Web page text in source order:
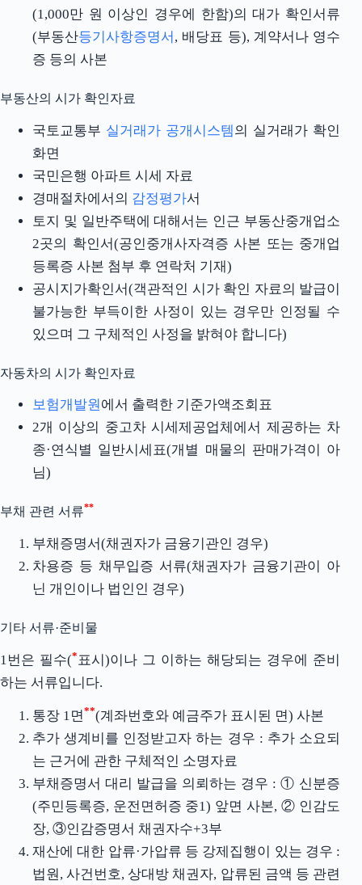
(1,000만 원 이상인 경우에 한함)의 대가 확인서류
(부동산등기사항증명서 , 배당표 등), 계약서나 영수
증 등의 사본
부동산의 시가 확인자료
국토교통부 실거래가 공개시스템의 실거래가 확인
화면
국민은행 아파트 시세 자료
경매절차에서의 감정평가서
토지 및 일반주택에 대해서는 인근 부동산중개업소
2곳의 확인서(공인중개사자격증 사본 또는 중개업
등록증 사본 첨부 후 연락처 기재)
공시지가확인서(객관적인 시가 확인 자료의 발급이
불가능한 부득이한 사정이 있는 경우만 인정될 수
있으며 그 구체적인 사정을 밝혀야 합니다)
자동차의 시가 확인자료
보험개발원에서 출력한 기준가액조회표
2개 이상의 중고차 시세제공업체에서 제공하는 차
종·연식별 일반시세표(개별 매물의 판매가격이 아
님)
부채 관련 서류**
부채증명서(채권자가 금융기관인 경우)
차용증 등 채무입증 서류(채권자가 금융기관이 아
닌 개인이나 법인인 경우)
기타 서류·준비물
1번은 필수(*표시)이나 그 이하는 해당되는 경우에 준비
하는 서류입니다.
통장 1면 **(계좌번호와 예금주가 표시된 면) 사본
추가 생계비를 인정받고자 하는 경우 : 추가 소요되
는 근거에 관한 구체적인 소명자료
부채증명서 대리 발급을 의뢰하는 경우 : ① 신분증
(주민등록증, 운전면허증 중1) 앞면 사본, ② 인감도
장, ③인감증명서 채권자수+3부
재산에 대한 압류·가압류 등 강제집행이 있는 경우 :
법원, 사건번호, 상대방 채권자, 압류된 금액 등 관련